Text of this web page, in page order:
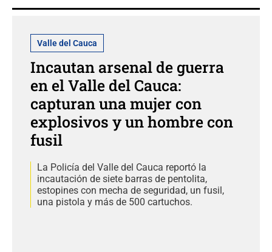
Valle del Cauca
Incautan arsenal de guerra
en el Valle del Cauca:
capturan una mujer con
explosivos y un hombre con
fusil
La Policía del Valle del Cauca reportó la
incautación de siete barras de pentolita,
estopines con mecha de seguridad, un fusil,
una pistola y más de 500 cartuchos.